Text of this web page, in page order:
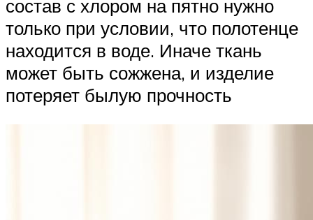
состав с хлором на пятно нужно
только при условии, что полотенце
находится в воде. Иначе ткань
может быть сожжена, и изделие
потеряет былую прочность